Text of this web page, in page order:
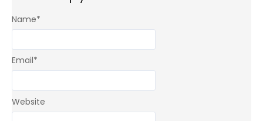
Name*
Email*
Website